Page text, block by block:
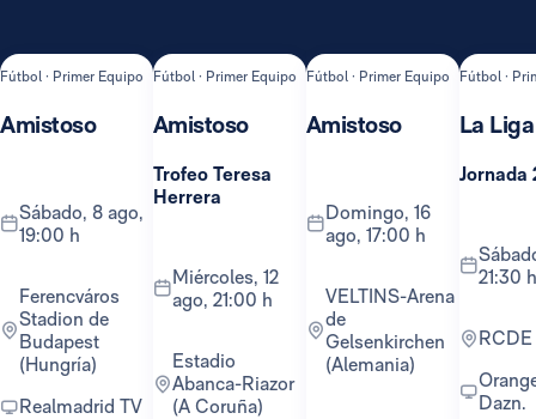
Fútbol · Primer Equipo
Amistoso
sábado, 8 ago,
19:00 h
Ferencváros
Stadion de
Budapest
(Hungría)
Realmadrid TV
Fútbol · Primer Equipo
Amistoso
Trofeo Teresa
Herrera
miércoles, 12
ago, 21:00 h
Estadio
Abanca-Riazor
(A Coruña)
Fútbol · Primer Equipo
Amistoso
domingo, 16
ago, 17:00 h
VELTINS-Arena
de
Gelsenkirchen
(Alemania)
Fútbol ·
La Liga
Jornada
sábado, 22 ago,
21:30 h
Orange TV y
Dazn.